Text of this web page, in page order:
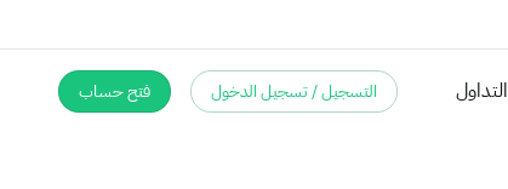
التداول التسجيل / تسجيل الدخول فتح حساب